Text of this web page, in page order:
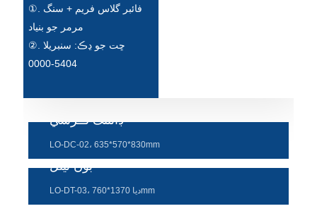
Kurmancî
①. فائبر گلاس فريم + سنگ
مرمر جو بنياد
②. ڇت جو ڍڪ: سنبريلا
5404-0000
ڊائننگ ڪرسي
LO-DC-02، 635*570*830mm
بوڻ ٽيئل
LO-DT-03، ديا 1370*760mm